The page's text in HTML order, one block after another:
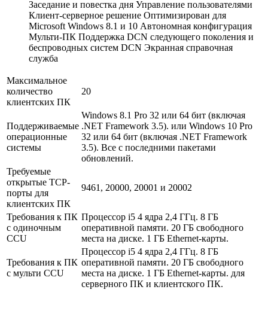
Заседание и повестка дня Управление пользователями
Клиент-серверное решение Оптимизирован для
Microsoft Windows 8.1 и 10 Автономная конфигурация
Мульти-ПК Поддержка DCN следующего поколения и
беспроводных систем DCN Экранная справочная
служба
Максимальное
количество
клиентских ПК
20
Поддерживаемые
операционные
системы
Windows 8.1 Pro 32 или 64 бит (включая
.NET Framework 3.5). или Windows 10 Pro
32 или 64 бит (включая .NET Framework
3.5). Все с последними пакетами
обновлений.
Требуемые
открытые TCP-
порты для
клиентских ПК
9461, 20000, 20001 и 20002
Требования к ПК
с одиночным
CCU
Процессор i5 4 ядра 2,4 ГГц. 8 ГБ
оперативной памяти. 20 ГБ свободного
места на диске. 1 ГБ Ethernet-карты.
Требования к ПК
с мульти CCU
Процессор i5 4 ядра 2,4 ГГц. 8 ГБ
оперативной памяти. 20 ГБ свободного
места на диске. 1 ГБ Ethernet-карты. для
серверного ПК и клиентского ПК.